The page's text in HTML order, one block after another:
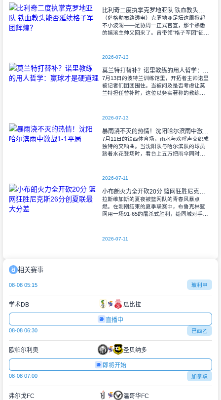
比利奇二度执掌克罗地亚队 铁血教头能否延续格子军团辉煌？
（萨格勒布路透电）克罗地亚足坛这周掀起
不小波澜——足协周一正式官宣，那个熟悉
的摇滚主帅又回来了。曾带领"格子军团"征战
2026-07-13
莫兰特打替补？诺里教练的用人哲学：赢球才是硬道理
7月13日的波特兰训练馆里，开拓者主帅诺里
被记者们团团围住。当被问及是否考虑让莫
兰特担任替补时，这位以务实著称的教练露
2026-07-13
暴雨浇不灭的热情！沈阳哈尔滨雨中激战1-1平局
7月11日的铁西体育场，雨水与欢呼声交织成
独特的交响曲。当沈阳队与哈尔滨队的球员
踏着水花登场时，看台上五万把雨伞同时收
2026-07-11
小布朗火力全开砍20分 篮网狂胜尼克斯26分创夏联最大分差
拉斯维加斯的夏夜被篮网队的青春风暴点
燃。在刚刚结束的夏季联赛中，布鲁克林篮
网用一场91-65的屠杀式胜利，给同城对手尼
2026-07-11
相关赛事
08-08 05:15 玻利甲
学术DB 瓜比拉
直播中
08-08 06:30 巴西乙
欧帕尔利奥 圣贝纳多
即将开始
08-08 07:00 加拿职
弗尔戈FC 温哥华FC